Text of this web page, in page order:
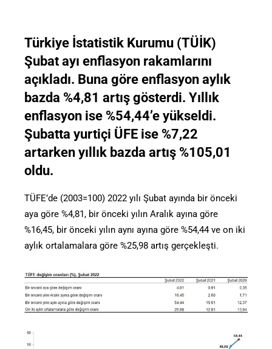
Türkiye İstatistik Kurumu (TÜİK)
Şubat ayı enflasyon rakamlarını
açıkladı. Buna göre enflasyon aylık
bazda %4,81 artış gösterdi. Yıllık
enflasyon ise %54,44’e yükseldi.
Şubatta yurtiçi ÜFE ise %7,22
artarken yıllık bazda artış %105,01
oldu.
TÜFE’de (2003=100) 2022 yılı Şubat ayında bir önceki
aya göre %4,81, bir önceki yılın Aralık ayına göre
%16,45, bir önceki yılın aynı ayına göre %54,44 ve on iki
aylık ortalamalara göre %25,98 artış gerçekleşti.